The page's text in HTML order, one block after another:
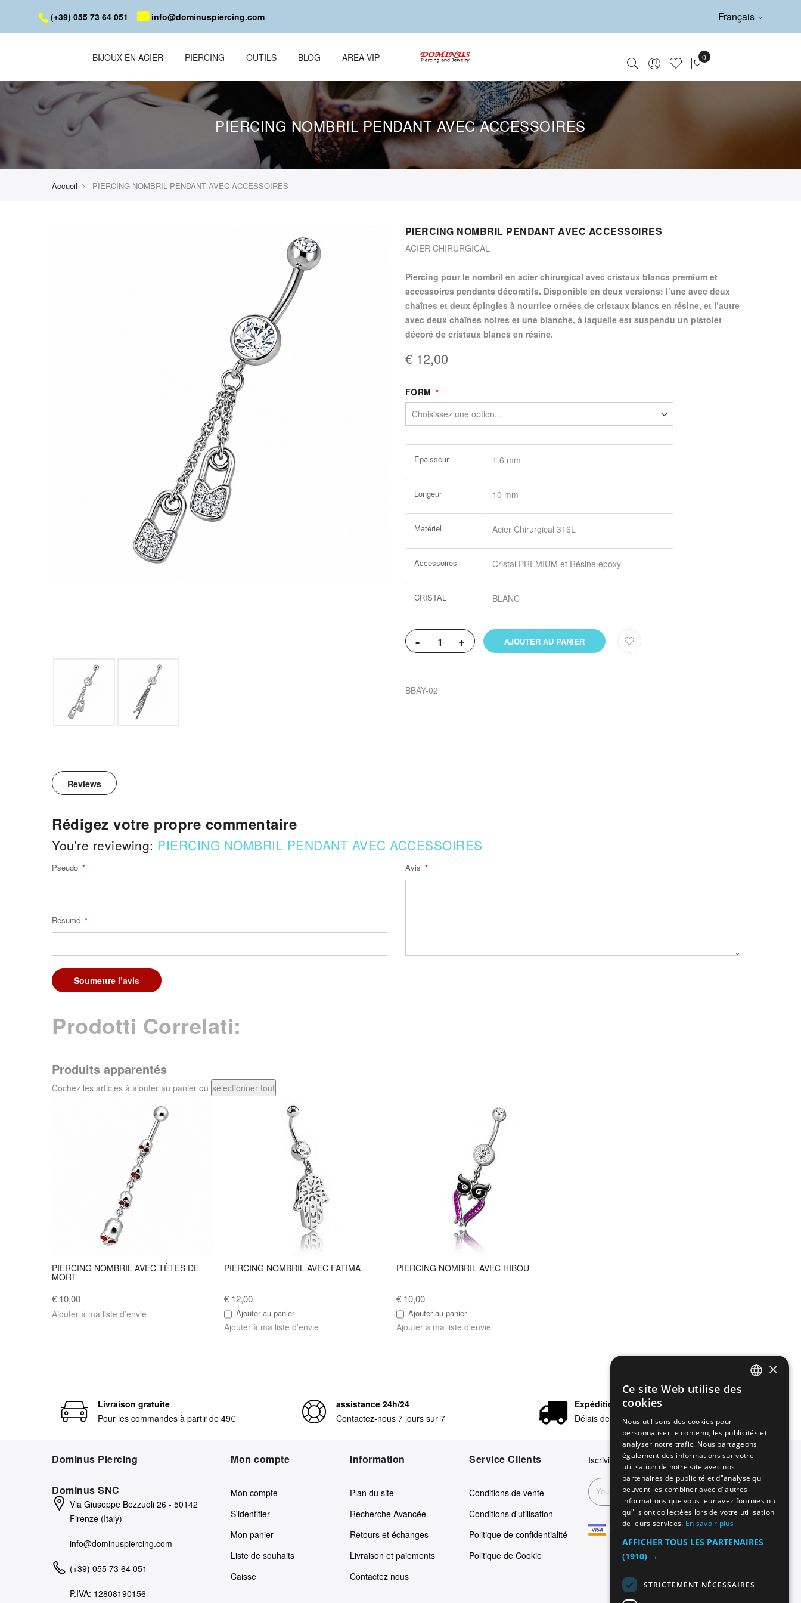
(+39) 055 73 64 051 info@dominuspiercing.com Français
BIJOUX EN ACIER PIERCING OUTILS BLOG AREA VIP
PIERCING NOMBRIL PENDANT AVEC ACCESSOIRES
Accueil PIERCING NOMBRIL PENDANT AVEC ACCESSOIRES
PIERCING NOMBRIL PENDANT AVEC ACCESSOIRES
ACIER CHIRURGICAL
piercing pour le nombril en acier chirurgical avec cristaux blancs premium et
accessoires pendants décoratifs. Disponible en deux versions: l’une avec deux
chaînes et deux épingles à nourrice ornées de cristaux blancs en résine, et l’autre
avec deux chaînes noires et une blanche, à laquelle est suspendu un pistolet
décoré de cristaux blancs en résine.
€ 12,00
FORM
d’information
Epaisseur 1.6 mm
Longeur 10 mm
Matériel Acier Chirurgical 316L
Accessoires Cristal PREMIUM et Résine époxy
CRISTAL BLANC
- + AJOUTER AU PANIER
BBAY-02
Reviews
Rédigez votre propre commentaire
You're reviewing: PIERCING NOMBRIL PENDANT AVEC ACCESSOIRES
Pseudo
Résumé
Avis
Soumettre l’avis
Prodotti Correlati:
Produits apparentés
Cochez les articles à ajouter au panier ou sélectionner tout
PIERCING NOMBRIL AVEC TÊTES DE
MORT
€ 10,00
Ajouter à ma liste d’envie
PIERCING NOMBRIL AVEC FATIMA
€ 12,00
Ajouter au panier
Ajouter à ma liste d’envie
PIERCING NOMBRIL AVEC HIBOU
€ 10,00
Ajouter au panier
Ajouter à ma liste d’envie
Livraison gratuite
Pour les commandes à partir de 49€
assistance 24h/24
Contactez-nous 7 jours sur 7
Expédition rapide
Délais de livraison en 24/48 heures
Dominus Piercing
Dominus SNC
Via Giuseppe Bezzuoli 26 - 50142
Firenze (Italy)
info@dominuspiercing.com
(+39) 055 73 64 051
P.IVA: 12808190156
Mon compte
Mon compte
S'identifier
Mon panier
Liste de souhaits
Caisse
Information
Plan du site
Recherche Avancée
Retours et échanges
Livraison et paiements
Contactez nous
Service Clients
Conditions de vente
Conditions d'utilisation
Politique de confidentialité
Politique de Cookie
Iscriviti alla nostra newsletter
Inscription
ITALIAN
SPANISH
FRENCH
×
Ce site Web utilise des
cookies
Nous utilisons des cookies pour
personnaliser le contenu, les publicités et
analyser notre trafic. Nous partageons
également des informations sur votre
utilisation de notre site avec nos
partenaires de publicité et d"analyse qui
peuvent les combiner avec d"autres
informations que vous leur avez fournies ou
qu"ils ont collectées lors de votre utilisation
de leurs services. En savoir plus
AFFICHER TOUS LES PARTENAIRES
(1910) →
STRICTEMENT NÉCESSAIRES